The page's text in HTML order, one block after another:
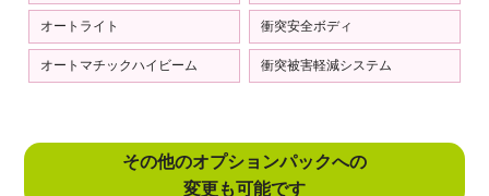
オートライト 衝突安全ボディ
オートマチックハイビーム 衝突被害軽減システム
その他のオプションパックへの
変更も可能です